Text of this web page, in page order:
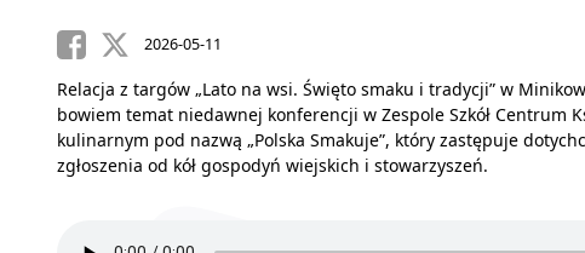
2026-05-11
Relacja z targów „Lato na wsi. Święto smaku i tradycji” w
bowiem temat niedawnej konferencji w Zespole Szkół Centrum
kulinarnym pod nazwą „Polska Smakuje”, który zastępuje
zgłoszenia od kół gospodyń wiejskich i stowarzyszeń.